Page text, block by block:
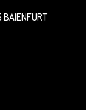
BAIENFURT